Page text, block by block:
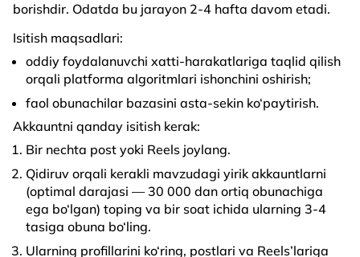
borishdir. Odatda bu jarayon 2-4 hafta davom etadi.
Isitish maqsadlari:
oddiy foydalanuvchi xatti-harakatlariga taqlid qilish
orqali platforma algoritmlari ishonchini oshirish;
faol obunachilar bazasini asta-sekin ko‘paytirish.
Akkauntni qanday isitish kerak:
Bir nechta post yoki Reels joylang.
Qidiruv orqali kerakli mavzudagi yirik akkauntlarni
(optimal darajasi — 30 000 dan ortiq obunachiga
ega bo‘lgan) toping va bir soat ichida ularning 3-4
tasiga obuna bo‘ling.
Ularning profillarini ko‘ring, postlari va Reels’lariga